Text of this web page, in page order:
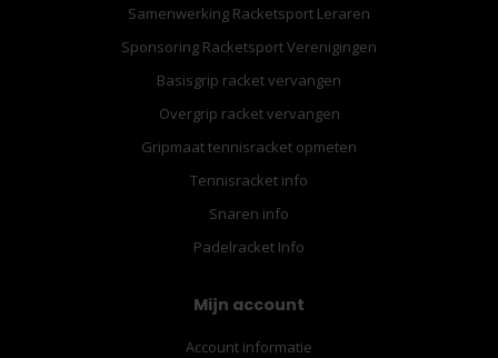
Samenwerking Racketsport Leraren
Sponsoring Racketsport Verenigingen
Basisgrip racket vervangen
Overgrip racket vervangen
Gripmaat tennisracket opmeten
Tennisracket info
Snaren info
Padelracket Info
Mijn account
Account informatie